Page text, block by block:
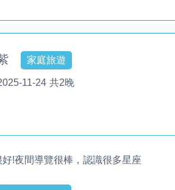
家庭旅遊
11-24 共2晚
!夜間導覽很棒，認識很多星座